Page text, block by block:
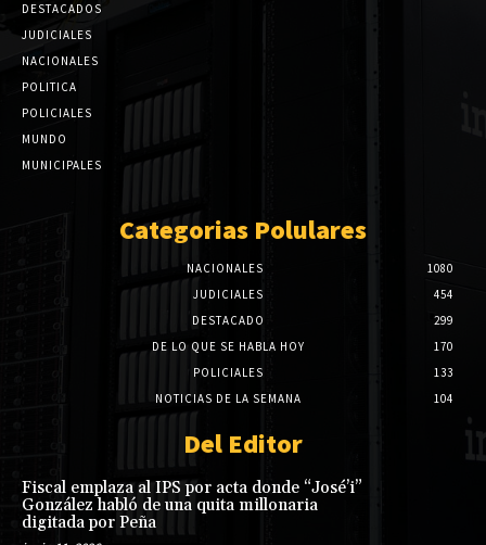
DESTACADOS
JUDICIALES
NACIONALES
POLITICA
POLICIALES
MUNDO
MUNICIPALES
Categorias Polulares
NACIONALES
1080
JUDICIALES
454
DESTACADO
299
DE LO QUE SE HABLA HOY
170
POLICIALES
133
NOTICIAS DE LA SEMANA
104
Del Editor
Fiscal emplaza al IPS por acta donde “José’i”
González habló de una quita millonaria
digitada por Peña